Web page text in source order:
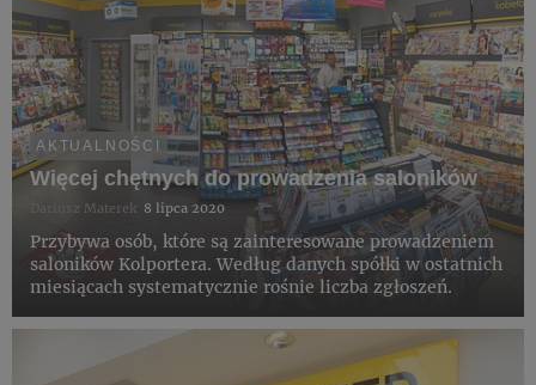
AKTUALNOŚCI
Więcej chętnych do prowadzenia saloników
Dariusz Materek 8 lipca 2020
Przybywa osób, które są zainteresowane prowadzeniem
saloników Kolportera. Według danych spółki w ostatnich
miesiącach systematycznie rośnie liczba zgłoszeń.